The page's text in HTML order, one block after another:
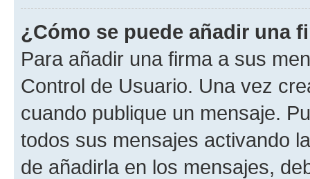
¿Cómo se puede añadir una
Para añadir una firma a sus
Control de Usuario. Una vez
cuando publique un mensaje.
todos sus mensajes activando
de añadirla en los mensajes,